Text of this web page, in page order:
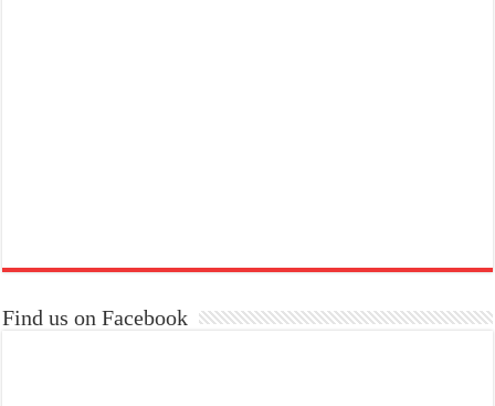
Find us on Facebook